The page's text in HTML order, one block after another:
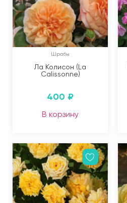
Шрабы
Ла Колисон (La
Calissonne)
400 ₽
В корзину